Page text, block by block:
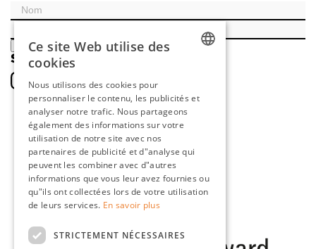
ENREGISTRER
SOCIAL
ENGLISH
FRENCH
GERMAN
Ce site Web utilise des
cookies
Nous utilisons des cookies pour
personnaliser le contenu, les publicités et
analyser notre trafic. Nous partageons
également des informations sur votre
utilisation de notre site avec nos
partenaires de publicité et d"analyse qui
peuvent les combiner avec d"autres
informations que vous leur avez fournies ou
qu"ils ont collectées lors de votre utilisation
de leurs services. En savoir plus
STRICTEMENT NÉCESSAIRES